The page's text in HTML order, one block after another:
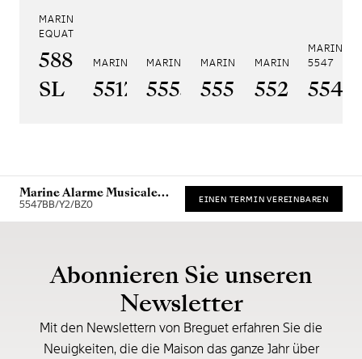
MARINE TOURBILLON
EQUATION MARCHANTE 5887
5887PT/YS/PW0
SL
MARINE 5517
5517BR/Y2/9ZU
MARINE HORA MUNDI 5555
5555BH/YS/9WV
MARINE HORA MUNDI 5557
5557BR/YS/
MARINE
5527BR/
MARINE
5547
Marine Alarme Musicale
5547
5547BB/Y2/BZ0 EINEN TERMIN VEREINBAREN
Abonnieren Sie unseren
Newsletter
Mit den Newslettern von Breguet erfahren Sie die
Neuigkeiten, die die Maison das ganze Jahr über